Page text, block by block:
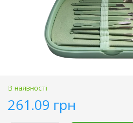
В наявності
261.09 грн